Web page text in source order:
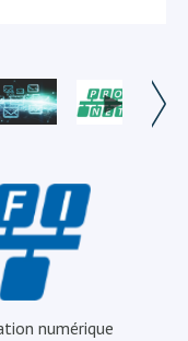
numérique